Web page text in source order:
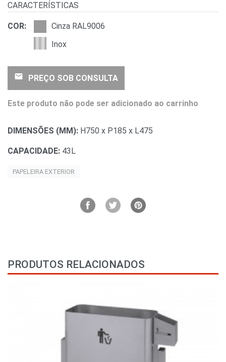
CARACTERÍSTICAS
COR:
Cinza RAL9006
Inox
email PREÇO SOB CONSULTA
Este produto não pode ser adicionado ao carrinho
DIMENSÕES (MM): H750 x P185 x L475
CAPACIDADE: 43L
PAPELEIRA EXTERIOR
PRODUTOS RELACIONADOS